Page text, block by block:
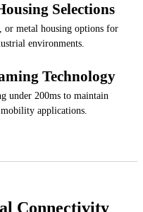
Selections
or metal housing options for
environments.
Technology
under 200ms to maintain
applications.
Connectivity